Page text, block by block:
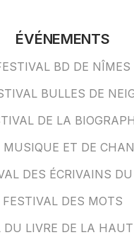
ÉVÉNEMENTS
BD DE NÎMES
BULLES DE
DE LA
MUSIQUE ET DE
DES ÉCRIVAINS
FESTIVAL DES MOTS
DU LIVRE DE LA